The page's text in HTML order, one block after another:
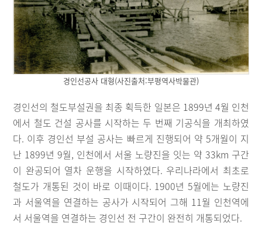
경인선공사 대형(사진출처:부평역사박물관)
경인선의 철도부설권을 최종 획득한 일본은 1899년 4월 인천
에서 철도 건설 공사를 시작하는 두 번째 기공식을 개최하였
다. 이후 경인선 부설 공사는 빠르게 진행되어 약 5개월이 지
난 1899년 9월, 인천에서 서울 노량진을 잇는 약 33km 구간
이 완공되어 열차 운행을 시작하였다. 우리나라에서 최초로
철도가 개통된 것이 바로 이때이다. 1900년 5월에는 노량진
과 서울역을 연결하는 공사가 시작되어 그해 11월 인천역에
서 서울역을 연결하는 경인선 전 구간이 완전히 개통되었다.